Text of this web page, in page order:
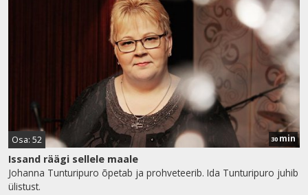
Osa: 52 30 min
Issand räägi sellele maale
Johanna Tunturipuro õpetab ja prohveteerib. Ida Tunturipuro juhib
ülistust.